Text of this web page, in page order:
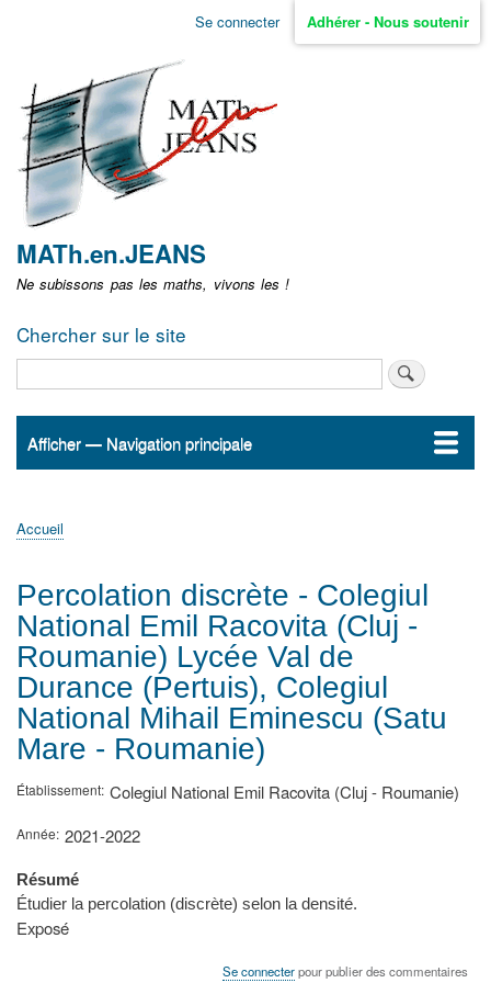
Aller
non
identifié
Se connecter Adhérer - Nous soutenir
MATh.en.JEANS
Ne subissons pas les maths, vivons les !
Chercher sur le site
Navigation
Afficher — Navigation principale
Accueil
ActualitésMATh.en.JEANS ?
Régions et Ateliers
Créer, gérer un atelier
Sujets/Publications
Congrès
d'Ariane
Accueil
Percolation discrète - Colegiul
National Emil Racovita (Cluj -
Roumanie) Lycée Val de
Durance (Pertuis), Colegiul
National Mihail Eminescu (Satu
Mare - Roumanie)
Établissement Colegiul National Emil Racovita (Cluj - Roumanie)
Année 2021-2022
Résumé
Étudier la percolation (discrète) selon la densité.
Type
Exposé
Se connecterpour publier des commentaires